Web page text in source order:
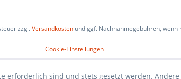
zzgl.Versandkostenund ggf. Nachnahmegebühren, wenn
Cookie-Einstellungen
erforderlich sind und stets gesetzt werden. Andere